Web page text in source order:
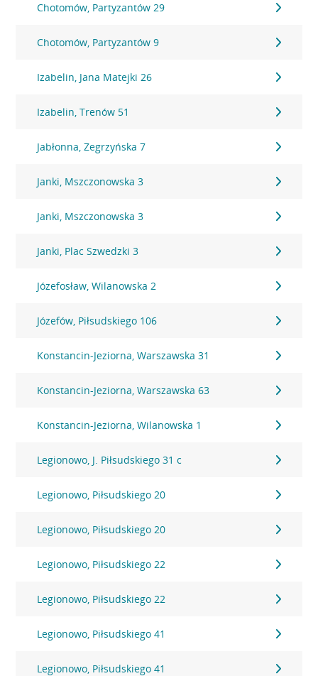
Chotomów, Partyzantów 29
Chotomów, Partyzantów 9
Izabelin, Jana Matejki 26
Izabelin, Trenów 51
Jabłonna, Zegrzyńska 7
Janki, Mszczonowska 3
Janki, Mszczonowska 3
Janki, Plac Szwedzki 3
Józefosław, Wilanowska 2
Józefów, Piłsudskiego 106
Konstancin-Jeziorna, Warszawska 31
Konstancin-Jeziorna, Warszawska 63
Konstancin-Jeziorna, Wilanowska 1
Legionowo, J. Piłsudskiego 31 c
Legionowo, Piłsudskiego 20
Legionowo, Piłsudskiego 20
Legionowo, Piłsudskiego 22
Legionowo, Piłsudskiego 22
Legionowo, Piłsudskiego 41
Legionowo, Piłsudskiego 41